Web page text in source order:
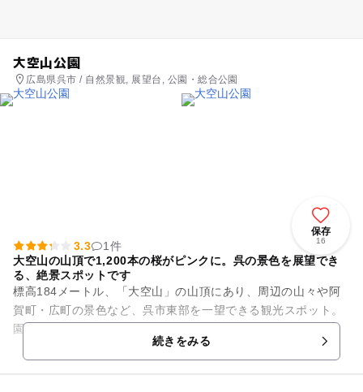
大空山公園
広島県呉市 / 自然景観, 展望台, 公園・総合公園
保存
16
3.3
1件
大空山の山頂で1,200本の桜がピンクに。呉の景色を展望でき
る、絶景スポットです
標高184メートル、「大空山」の山頂にあり、周辺の山々や阿
賀町・広町の景色など、呉市東部を一望できる観光スポット。
園内には1,200本の桜があり、お花見やフォトスポットとして
続きをみる